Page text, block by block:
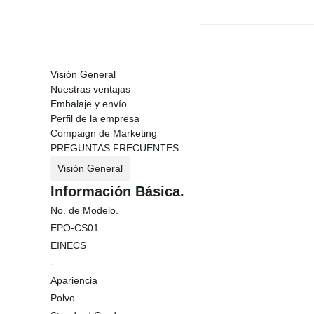
Visión General
Nuestras ventajas
Embalaje y envío
Perfil de la empresa
Compaign de Marketing
PREGUNTAS FRECUENTES
Visión General
Información Básica.
No. de Modelo.
EPO-CS01
EINECS
-
Apariencia
Polvo